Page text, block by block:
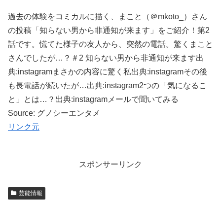
過去の体験をコミカルに描く、まこと（＠mkoto_）さん
の投稿「知らない男から非通知が来ます」をご紹介！第2
話です。慌てた様子の友人から、突然の電話。驚くまこと
さんでしたが…？＃2 知らない男から非通知が来ます出
典:instagramまさかの内容に驚く私出典:instagramその後
も長電話が続いたが…出典:instagram2つの「気になるこ
と」とは…？出典:instagramメールで聞いてみる
Source: グノシーエンタメ
リンク元
スポンサーリンク
芸能情報